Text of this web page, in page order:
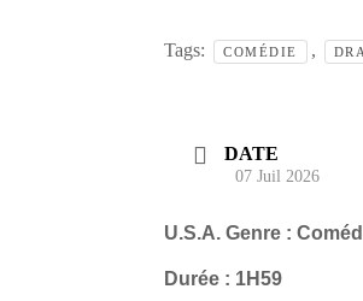
Tags: COMÉDIE ,
DATE
07 Juil 2026
U.S.A. Genre :
Durée : 1H59